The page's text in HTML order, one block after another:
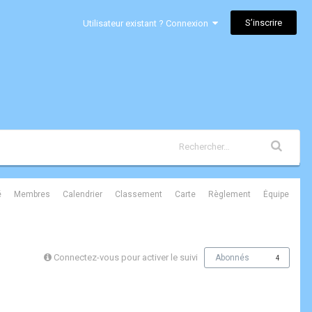
Utilisateur existant ? Connexion S’inscrire
Membres Calendrier Classement Carte Règlement Équipe
Connectez-vous pour activer le suivi Abonnés 4